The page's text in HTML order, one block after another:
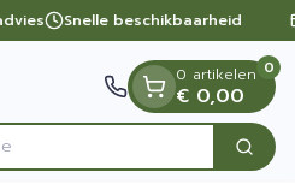
Snelle beschikbaarheid
Zoek
0 artikelen
€ 0,00
0